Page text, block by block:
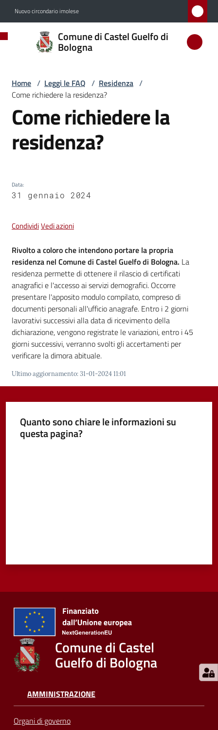
Nuovo circondario imolese
Comune di Castel Guelfo di
Bologna
Comune
di
Guelfo
di
Bologna
Amministrazione
Servizi
Vivere
Guelfo
Servizi
online
Tutti
argomenti...
Seguici
Home / Leggi le FAQ / Residenza /
Come richiedere la residenza?
Salta al contenuto
Come richiedere la
residenza?
Data:
31 gennaio 2024
CondividiVedi azioni
Rivolto a coloro che intendono portare la propria
residenza nel Comune di Castel Guelfo di Bologna. La
residenza permette di ottenere il rilascio di certificati
anagrafici e l'accesso ai servizi demografici. Occorre
presentare l'apposito modulo compilato, compreso di
documenti personali all'ufficio anagrafe. Entro i 2 giorni
lavorativi successivi alla data di ricevimento della
dichiarazione, vengono registrate le variazioni, entro i 45
giorni successivi, verranno svolti gli accertamenti per
verificare la dimora abituale.
Ultimo aggiornamento:31-01-2024 11:01
Quanto sono chiare le informazioni su
questa pagina?
Comune di Castel
Guelfo di Bologna
AMMINISTRAZIONE
Organi di governo